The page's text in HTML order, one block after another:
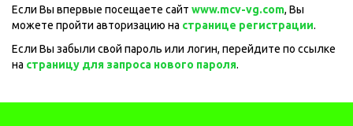
Если Вы впервые посещаете сайт www.mcv-vg.com, Вы
можете пройти авторизацию на странице регистрации.
Если Вы забыли свой пароль или логин, перейдите по ссылке
на страницу для запроса нового пароля.